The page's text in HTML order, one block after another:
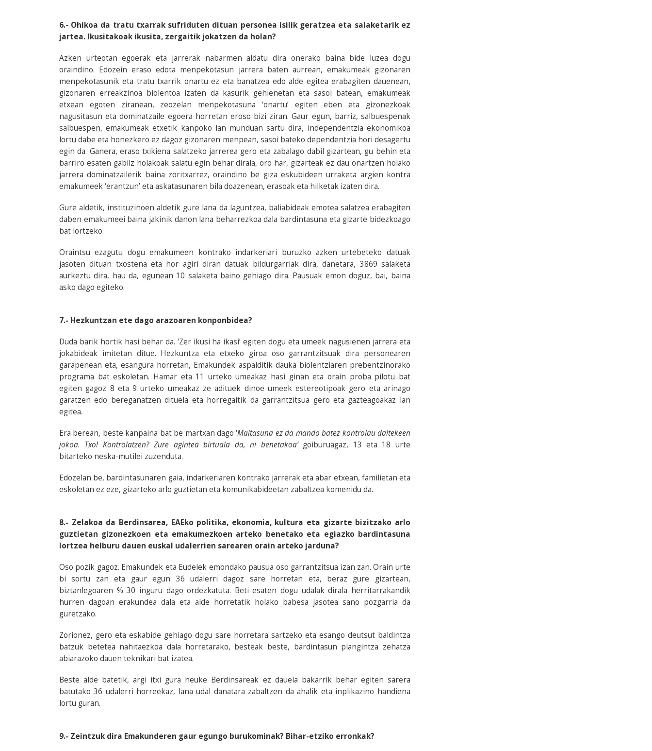
6.- Ohikoa da tratu txarrak sufriduten dituan personea isilik geratzea eta salaketarik ez
jartea. Ikusitakoak ikusita, zergaitik jokatzen da holan?
Azken urteotan egoerak eta jarrerak nabarmen aldatu dira onerako baina bide luzea dogu
oraindino. Edozein eraso edota menpekotasun jarrera baten aurrean, emakumeak gizonaren
menpekotasunik eta tratu txarrik onartu ez eta banatzea edo alde egitea erabagiten dauenean,
gizonaren erreakzinoa biolentoa izaten da kasurik gehienetan eta sasoi batean, emakumeak
etxean egoten ziranean, zeozelan menpekotasuna ‘onartu’ egiten eben eta gizonezkoak
nagusitasun eta dominatzaile egoera horretan eroso bizi ziran. Gaur egun, barriz, salbuespenak
salbuespen, emakumeak etxetik kanpoko lan munduan sartu dira, independentzia ekonomikoa
lortu dabe eta honezkero ez dagoz gizonaren menpean, sasoi bateko dependentzia hori desagertu
egin da. Ganera, eraso txikiena salatzeko jarrerea gero eta zabalago dabil gizartean, gu behin eta
barriro esaten gabilz holakoak salatu egin behar dirala, oro har, gizarteak ez dau onartzen holako
jarrera dominatzailerik baina zoritxarrez, oraindino be giza eskubideen urraketa argien kontra
emakumeek ‘erantzun’ eta askatasunaren bila doazenean, erasoak eta hilketak izaten dira.
Gure aldetik, instituzinoen aldetik gure lana da laguntzea, baliabideak emotea salatzea erabagiten
daben emakumeei baina jakinik danon lana beharrezkoa dala bardintasuna eta gizarte bidezkoago
bat lortzeko.
Oraintsu ezagutu dogu emakumeen kontrako indarkeriari buruzko azken urtebeteko datuak
jasoten dituan txostena eta hor agiri diran datuak bildurgarriak dira, danetara, 3869 salaketa
aurkeztu dira, hau da, egunean 10 salaketa baino gehiago dira. Pausuak emon doguz, bai, baina
asko dago egiteko.
7.- Hezkuntzan ete dago arazoaren konponbidea?
Duda barik hortik hasi behar da. ‘Zer ikusi ha ikasi’ egiten dogu eta umeek nagusienen jarrera eta
jokabideak imitetan ditue. Hezkuntza eta etxeko giroa oso garrantzitsuak dira personearen
garapenean eta, esangura horretan, Emakundek aspalditik dauka biolentziaren prebentzinorako
programa bat eskoletan. Hamar eta 11 urteko umeakaz hasi ginan eta orain proba pilotu bat
egiten gagoz 8 eta 9 urteko umeakaz ze adituek dinoe umeek estereotipoak gero eta arinago
garatzen edo bereganatzen dituela eta horregaitik da garrantzitsua gero eta gazteagoakaz lan
egitea.
Era berean, beste kanpaina bat be martxan dago ‘Maitasuna ez da mando batez kontrolau daitekeen
jokoa. Txo! Kontrolatzen? Zure agintea birtuala da, ni benetakoa’goiburuagaz, 13 eta 18 urte
bitarteko neska-mutilei zuzenduta.
Edozelan be, bardintasunaren gaia, indarkeriaren kontrako jarrerak eta abar etxean, familietan eta
eskoletan ez eze, gizarteko arlo guztietan eta komunikabideetan zabaltzea komenidu da.
8.- Zelakoa da Berdinsarea, EAEko politika, ekonomia, kultura eta gizarte bizitzako arlo
guztietan gizonezkoen eta emakumezkoen arteko benetako eta egiazko bardintasuna
lortzea helburu dauen euskal udalerrien sarearen orain arteko jarduna?
Oso pozik gagoz. Emakundek eta Eudelek emondako pausua oso garrantzitsua izan zan. Orain urte
bi sortu zan eta gaur egun 36 udalerri dagoz sare horretan eta, beraz gure gizartean,
biztanlegoaren % 30 inguru dago ordezkatuta. Beti esaten dogu udalak dirala herritarrakandik
hurren dagoan erakundea dala eta alde horretatik holako babesa jasotea sano pozgarria da
guretzako.
Zorionez, gero eta eskabide gehiago dogu sare horretara sartzeko eta esango deutsut baldintza
batzuk betetea nahitaezkoa dala horretarako, besteak beste, bardintasun plangintza zehatza
abiarazoko dauen teknikari bat izatea.
Beste alde batetik, argi itxi gura neuke Berdinsareak ez dauela bakarrik behar egiten sarera
batutako 36 udalerri horreekaz, lana udal danatara zabaltzen da ahalik eta inplikazino handiena
lortu guran.
9.- Zeintzuk dira Emakunderen gaur egungo burukominak? Bihar-etziko erronkak?